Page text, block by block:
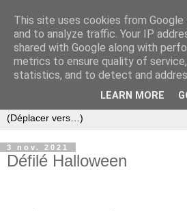
3 nov. 2021
Défilé Halloween
This site uses cookies from
and to analyze traffic. Your IP
shared with Google along with
metrics to ensure quality of
statistics, and to detect and
LEARN MORE